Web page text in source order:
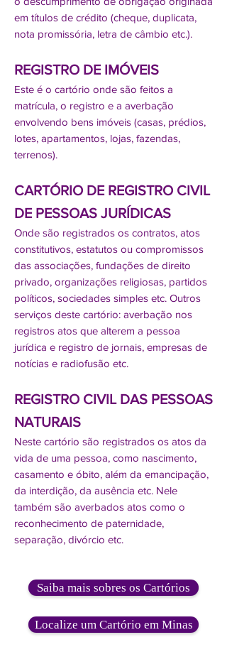
em títulos de crédito (cheque, duplicata,
nota promissória, letra de câmbio etc.).
REGISTRO DE IMÓVEIS
Este é o cartório onde são feitos a
matrícula, o registro e a averbação
envolvendo bens imóveis (casas, prédios,
lotes, apartamentos, lojas, fazendas,
terrenos).
CARTÓRIO DE REGISTRO CIVIL
DE PESSOAS JURÍDICAS
Onde são registrados os contratos, atos
constitutivos, estatutos ou compromissos
das associações, fundações de direito
privado, organizações religiosas, partidos
políticos, sociedades simples etc. Outros
serviços deste cartório: averbação nos
registros atos que alterem a pessoa
jurídica e registro de jornais, empresas de
notícias e radiofusão etc.
REGISTRO CIVIL DAS PESSOAS
NATURAIS
Neste cartório são registrados os atos da
vida de uma pessoa, como nascimento,
casamento e óbito, além da emancipação,
da interdição, da ausência etc. Nele
também são averbados atos como o
reconhecimento de paternidade,
separação, divórcio etc.
Saiba mais sobres os Cartórios
Localize um Cartório em Minas